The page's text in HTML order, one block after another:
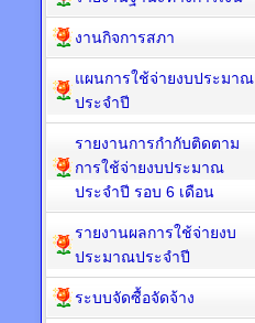
งานกิจการสภา
แผนการใช้จ่ายงบประมาณ
ประจำปี
รายงานการกำกับติดตาม
การใช้จ่ายงบประมาณ
ประจำปี รอบ 6 เดือน
รายงานผลการใช้จ่ายงบ
ประมาณประจำปี
ระบบจัดซื้อจัดจ้าง